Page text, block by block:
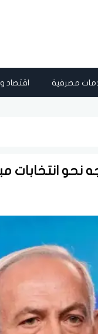
مصرفية اقتصاد
انتخابات مبكرة